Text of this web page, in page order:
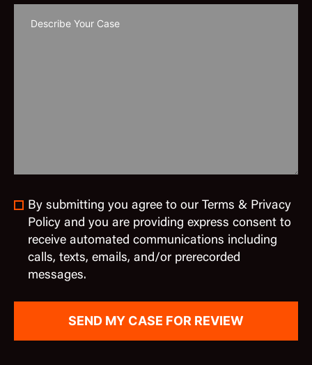
By submitting you agree to our Terms & Privacy
Policy and you are providing express consent to
receive automated communications including
calls, texts, emails, and/or prerecorded
messages.